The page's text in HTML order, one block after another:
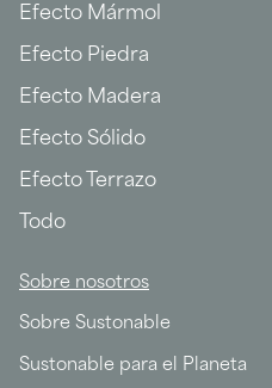
Efecto Mármol
Efecto Piedra
Efecto Madera
Efecto Sólido
Efecto Terrazo
Todo
Sobre nosotros
Sobre Sustonable
Sustonable para el Planeta